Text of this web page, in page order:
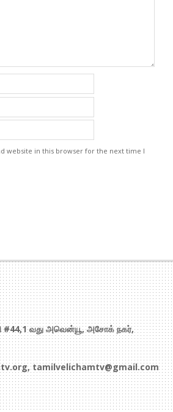
website in this browser for the next time I
#44,1 வது அவென்யூ, அசோக் நகர்,
tamilvelichamtv@gmail.com